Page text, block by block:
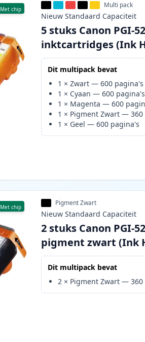
Met chip Multi pack
Nieuw Standaard Capaciteit
5 stuks Canon PGI-
inktcartridges (Ink
Dit multipack bevat
1 ×Zwart —600 pagina's
1 × Cyaan —600 pagina's
1 × Magenta —600
1 × Pigment Zwart —360
1 × Geel —600 pagina's
Met chip Pigment Zwart
Nieuw Standaard Capaciteit
2 stuks Canon PGI-
pigment zwart (Ink
Dit multipack bevat
2 × Pigment Zwart —360